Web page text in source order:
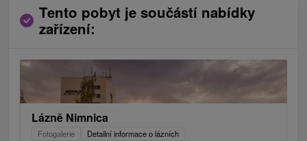
Tento pobyt je součástí nabídky
zařízení:
Lázně Nimnica
Fotogalerie Detailní informace o lázních